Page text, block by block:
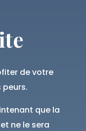
de votre
que la
ne le sera